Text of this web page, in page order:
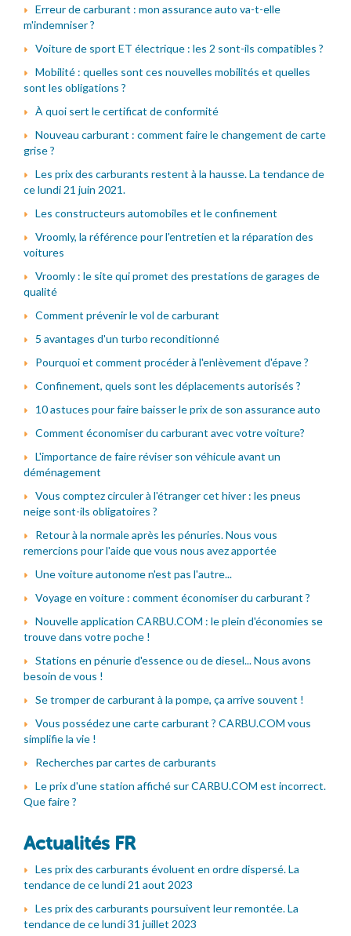
Erreur de carburant : mon assurance auto va-t-elle
m'indemniser ?
Voiture de sport ET électrique : les 2 sont-ils compatibles ?
Mobilité : quelles sont ces nouvelles mobilités et quelles
sont les obligations ?
À quoi sert le certificat de conformité
Nouveau carburant : comment faire le changement de carte
grise ?
Les prix des carburants restent à la hausse. La tendance de
ce lundi 21 juin 2021.
Les constructeurs automobiles et le confinement
Vroomly, la référence pour l'entretien et la réparation des
voitures
Vroomly : le site qui promet des prestations de garages de
qualité
Comment prévenir le vol de carburant
5 avantages d'un turbo reconditionné
Pourquoi et comment procéder à l'enlèvement d'épave ?
Confinement, quels sont les déplacements autorisés ?
10 astuces pour faire baisser le prix de son assurance auto
Comment économiser du carburant avec votre voiture?
L'importance de faire réviser son véhicule avant un
déménagement
Vous comptez circuler à l'étranger cet hiver : les pneus
neige sont-ils obligatoires ?
Retour à la normale après les pénuries. Nous vous
remercions pour l'aide que vous nous avez apportée
Une voiture autonome n'est pas l'autre...
Voyage en voiture : comment économiser du carburant ?
Nouvelle application CARBU.COM : le plein d'économies se
trouve dans votre poche !
Stations en pénurie d'essence ou de diesel... Nous avons
besoin de vous !
Se tromper de carburant à la pompe, ça arrive souvent !
Vous possédez une carte carburant ? CARBU.COM vous
simplifie la vie !
Recherches par cartes de carburants
Le prix d'une station affiché sur CARBU.COM est incorrect.
Que faire ?
Actualités FR
Les prix des carburants évoluent en ordre dispersé. La
tendance de ce lundi 21 aout 2023
Les prix des carburants poursuivent leur remontée. La
tendance de ce lundi 31 juillet 2023